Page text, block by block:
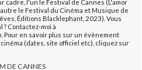
cadre, l'un le Festival de Cannes (L'amor
le Festival du Cinéma et Musique de
Éditions Blacklephant, 2023). Vous
Contactez-moi à
Pour en savoir plus sur un évènement
(dates, site officiel etc), cliquez sur
DE CANNES